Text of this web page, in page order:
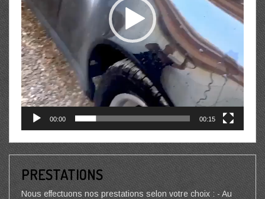
00:00 00:15
PRESTATIONS
Nous effectuons nos prestations selon votre choix : - Au